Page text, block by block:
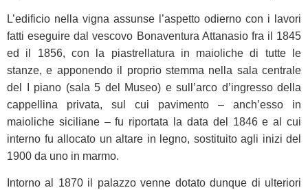
L’edificio nella vigna assunse l’aspetto odierno con i lavori
fatti eseguire dal vescovo Bonaventura Attanasio fra il 1845
ed il 1856, con la piastrellatura in maioliche di tutte le
stanze, e apponendo il proprio stemma nella sala centrale
del I piano (sala 5 del Museo) e sull’arco d’ingresso della
cappellina privata, sul cui pavimento – anch’esso in
maioliche siciliane – fu riportata la data del 1846 e al cui
interno fu allocato un altare in legno, sostituito agli inizi del
1900 da uno in marmo.
Intorno al 1870 il palazzo venne dotato dunque di ulteriori